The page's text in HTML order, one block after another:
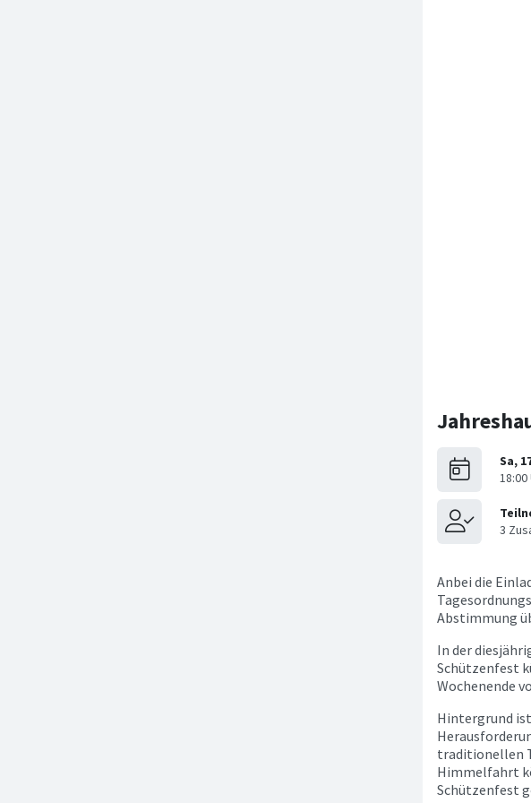
Anbei die
Abstimmung
In der
Schützenfest
Wochenende
Hintergrund
traditionellen
Himmelfahrt
Schützenfest